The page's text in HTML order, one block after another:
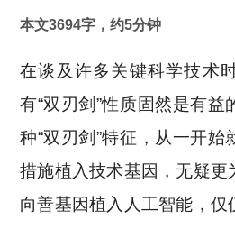
本文3694字，约5分钟
在谈及许多关键科学技术
有“双刃剑”性质固然是有
种“双刃剑”特征，从一开
措施植入技术基因，无疑更
向善基因植入人工智能，仅